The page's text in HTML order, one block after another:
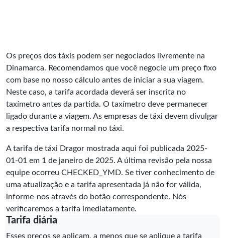
Os preços dos táxis podem ser negociados livremente na
Dinamarca. Recomendamos que você negocie um preço fixo
com base no nosso cálculo antes de iniciar a sua viagem.
Neste caso, a tarifa acordada deverá ser inscrita no
taxímetro antes da partida. O taxímetro deve permanecer
ligado durante a viagem. As empresas de táxi devem divulgar
a respectiva tarifa normal no táxi.
A tarifa de táxi Dragor mostrada aqui foi publicada 2025-
01-01 em 1 de janeiro de 2025. A última revisão pela nossa
equipe ocorreu CHECKED_YMD. Se tiver conhecimento de
uma atualização e a tarifa apresentada já não for válida,
informe-nos através do botão correspondente. Nós
verificaremos a tarifa imediatamente.
Tarifa diária
Esses preços se aplicam, a menos que se aplique a tarifa